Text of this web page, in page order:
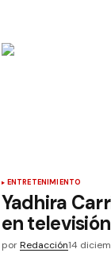
ENTRETENIMIENTO
Yadhira
en televisión
por Redacción14